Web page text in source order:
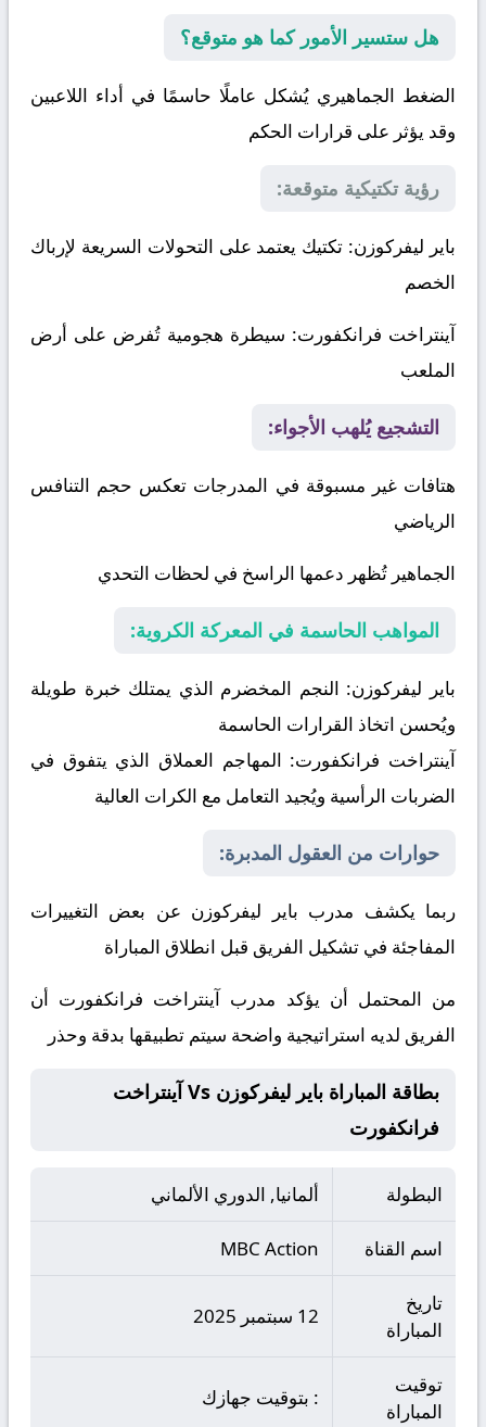
هل ستسير الأمور كما هو متوقع؟
الضغط الجماهيري يُشكل عاملًا حاسمًا في أداء اللاعبين
وقد يؤثر على قرارات الحكم
رؤية تكتيكية متوقعة:
باير ليفركوزن: تكتيك يعتمد على التحولات السريعة لإرباك
الخصم
آينتراخت فرانكفورت: سيطرة هجومية تُفرض على أرض
الملعب
التشجيع يُلهب الأجواء:
هتافات غير مسبوقة في المدرجات تعكس حجم التنافس
الرياضي
الجماهير تُظهر دعمها الراسخ في لحظات التحدي
المواهب الحاسمة في المعركة الكروية:
باير ليفركوزن: النجم المخضرم الذي يمتلك خبرة طويلة
ويُحسن اتخاذ القرارات الحاسمة
آينتراخت فرانكفورت: المهاجم العملاق الذي يتفوق في
الضربات الرأسية ويُجيد التعامل مع الكرات العالية
حوارات من العقول المدبرة:
ربما يكشف مدرب باير ليفركوزن عن بعض التغييرات
المفاجئة في تشكيل الفريق قبل انطلاق المباراة
من المحتمل أن يؤكد مدرب آينتراخت فرانكفورت أن
الفريق لديه استراتيجية واضحة سيتم تطبيقها بدقة وحذر
بطاقة المباراة باير ليفركوزن Vs آينتراخت
فرانكفورت
البطولة ألمانيا, الدوري الألماني
اسم القناة MBC Action
تاريخ
المباراة
12 سبتمبر 2025
توقيت
المباراة
: بتوقيت جهازك